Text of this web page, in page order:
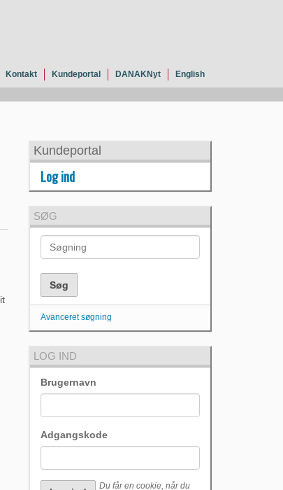
Kontakt Kundeportal DANAKNyt English
Kundeportal
Log ind
SØG
Avanceret søgning
LOG IND
Brugernavn
Adgangskode
Du får en cookie, når du